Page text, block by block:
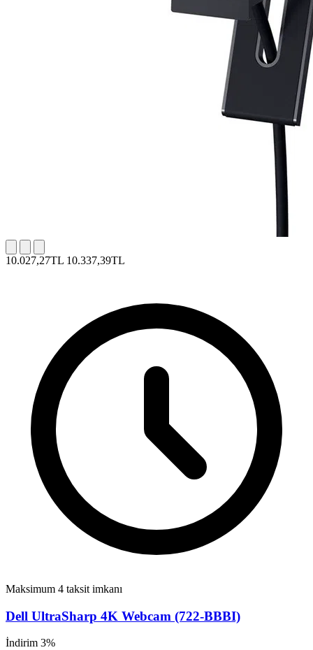
10.027,27TL 10.337,39TL
Maksimum 4 taksit imkanı
Dell UltraSharp 4K Webcam (722-BBBI)
İndirim 3%